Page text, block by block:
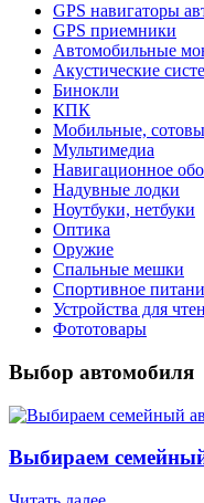
GPS навигаторы
GPS приемники
Автомобильные
Акустические
Бинокли
КПК
Мобильные,
Мультимедиа
Навигационное
Надувные лодки
Ноутбуки, нетбуки
Оптика
Оружие
Спальные мешки
Спортивное
Устройства для
Фототовары
Выбор автомобиля
Выбираем